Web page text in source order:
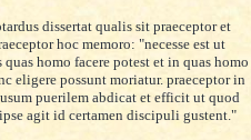
dissertat qualis sit praeceptor et
hoc memoro: "necesse est ut
homo facere potest et in quas homo
eligere possunt moriatur. praeceptor in
puerilem abdicat et efficit ut quod
agit id certamen discipuli gustent."